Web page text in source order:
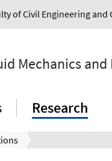
of Civil Engineering and
Mechanics
Research